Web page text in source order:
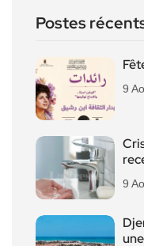
Postes
9
9